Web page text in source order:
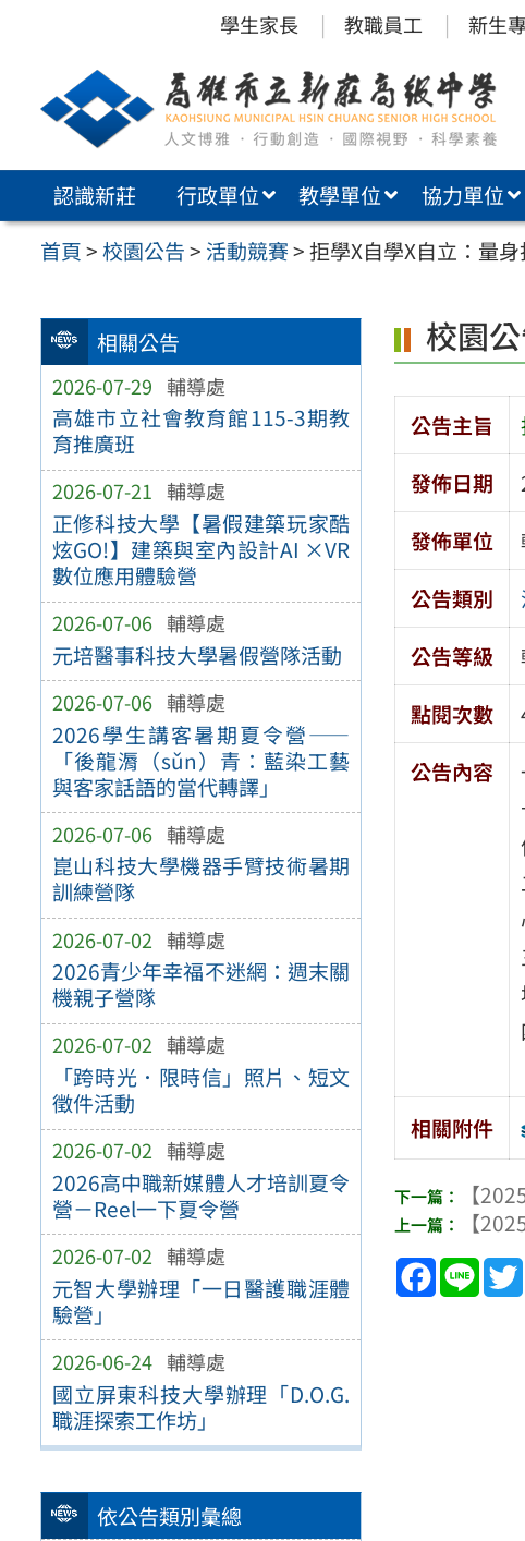
內
學生家長 教職員工 新生
認識新莊 行政單位 教學單位 協力單位
首頁>校園公告> 活動競賽>拒學X自學X自立：量
相關公告
2026-07-29 輔導處
高雄市立社會教育館115-3期教
育推廣班
2026-07-21 輔導處
正修科技大學【暑假建築玩家酷
炫GO!】建築與室內設計AI ×VR
數位應用體驗營
2026-07-06 輔導處
元培醫事科技大學暑假營隊活動
2026-07-06 輔導處
2026學生講客暑期夏令營——
「後龍漘（sǔn）青：藍染工藝
與客家話語的當代轉譯」
2026-07-06 輔導處
崑山科技大學機器手臂技術暑期
訓練營隊
2026-07-02 輔導處
2026青少年幸福不迷網：週末關
機親子營隊
2026-07-02 輔導處
「跨時光．限時信」照片、短文
徵件活動
2026-07-02 輔導處
2026高中職新媒體人才培訓夏令
營－Reel一下夏令營
2026-07-02 輔導處
元智大學辦理「一日醫護職涯體
驗營」
2026-06-24 輔導處
國立屏東科技大學辦理「D.O.G.
職涯探索工作坊」
依公告類別彙總
校園
公告主旨
發佈日期
發佈單位
公告類別
公告等級
點閱次數
公告內容
相關附件
【
【
Line